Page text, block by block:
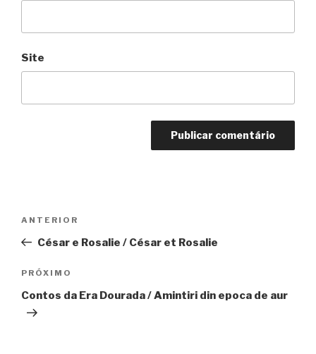
Site
Post
Anterior
ANTERIOR
César e Rosalie / César et Rosalie
Próximo
PRÓXIMO
Contos da Era Dourada / Amintiri din epoca de aur